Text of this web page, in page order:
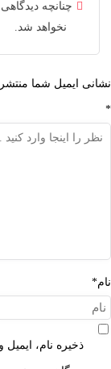
دیدگاهی بی
نخواهد شد.
شما منتشر نخواهد
نام، ایمیل و